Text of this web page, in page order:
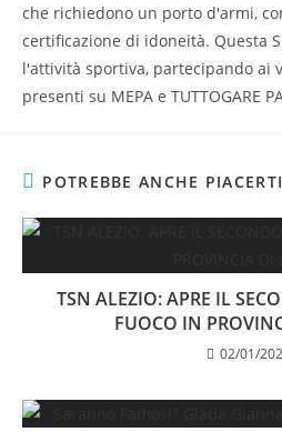
che richiedono un porto d'armi,
certificazione di idoneità. Questa
l'attività sportiva, partecipando ai
presenti su MEPA e TUTTOGARE
POTREBBE ANCHE PIACERTI
TSN ALEZIO: APRE IL
FUOCO IN
02/01/